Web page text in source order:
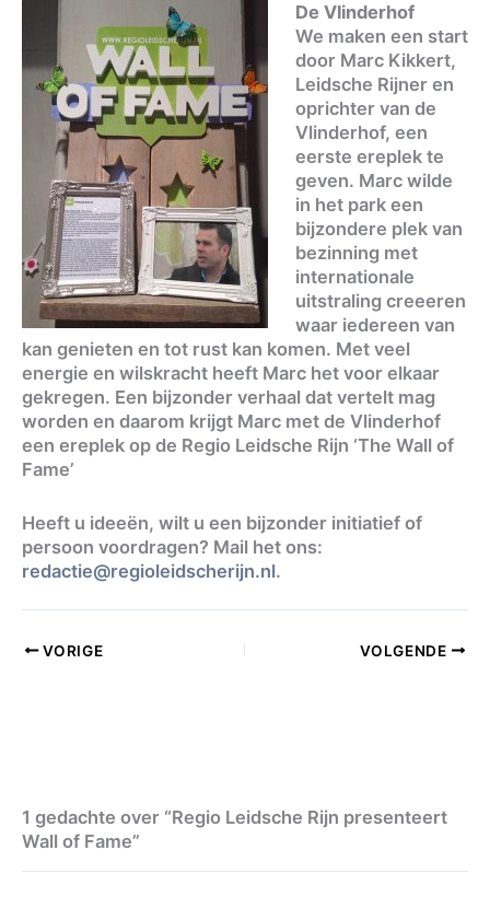
De Vlinderhof
We maken een start
door Marc Kikkert,
Leidsche Rijner en
oprichter van de
Vlinderhof, een
eerste ereplek te
geven. Marc wilde
in het park een
bijzondere plek van
bezinning met
internationale
uitstraling creeeren
waar iedereen van
kan genieten en tot rust kan komen. Met veel
energie en wilskracht heeft Marc het voor elkaar
gekregen. Een bijzonder verhaal dat vertelt mag
worden en daarom krijgt Marc met de Vlinderhof
een ereplek op de Regio Leidsche Rijn ‘The Wall of
Fame’
Heeft u ideeën, wilt u een bijzonder initiatief of
persoon voordragen? Mail het ons:
redactie@regioleidscherijn.nl.
VORIGE VOLGENDE
1 gedachte over “Regio Leidsche Rijn presenteert
Wall of Fame”